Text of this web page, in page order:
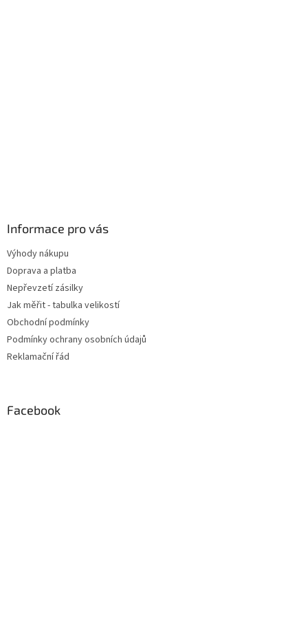
Informace pro vás
Výhody nákupu
Doprava a platba
Nepřevzetí zásilky
Jak měřit - tabulka velikostí
Obchodní podmínky
Podmínky ochrany osobních údajů
Reklamační řád
Facebook